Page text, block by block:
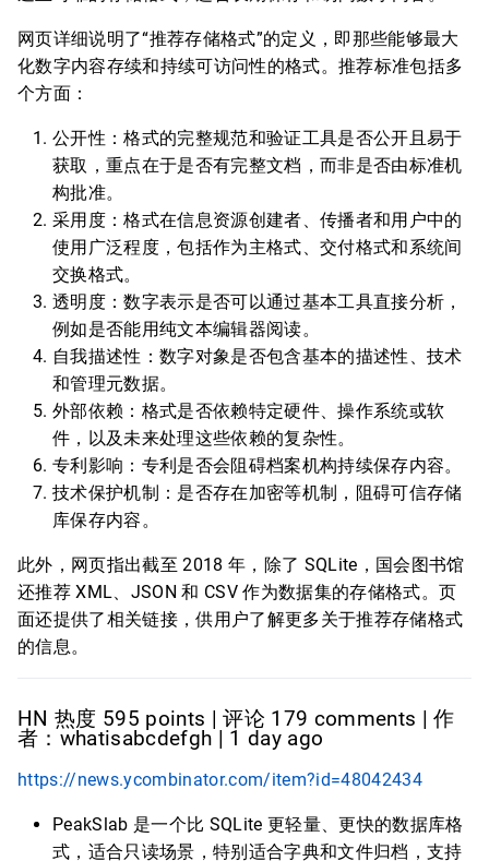
网页详细说明了“推荐存储格式”的定义，即那些能够最大
化数字内容存续和持续可访问性的格式。推荐标准包括多
个方面：
公开性：格式的完整规范和验证工具是否公开且易于
获取，重点在于是否有完整文档，而非是否由标准机
构批准。
采用度：格式在信息资源创建者、传播者和用户中的
使用广泛程度，包括作为主格式、交付格式和系统间
交换格式。
透明度：数字表示是否可以通过基本工具直接分析，
例如是否能用纯文本编辑器阅读。
自我描述性：数字对象是否包含基本的描述性、技术
和管理元数据。
外部依赖：格式是否依赖特定硬件、操作系统或软
件，以及未来处理这些依赖的复杂性。
专利影响：专利是否会阻碍档案机构持续保存内容。
技术保护机制：是否存在加密等机制，阻碍可信存储
库保存内容。
此外，网页指出截至 2018 年，除了 SQLite，国会图书馆
还推荐 XML、JSON 和 CSV 作为数据集的存储格式。页
面还提供了相关链接，供用户了解更多关于推荐存储格式
的信息。
HN 热度 595 points | 评论 179 comments | 作
者：whatisabcdefgh | 1 day ago
https://news.ycombinator.com/item?id=48042434
PeakSlab 是一个比 SQLite 更轻量、更快的数据库格
式，适合只读场景，特别适合字典和文件归档，支持